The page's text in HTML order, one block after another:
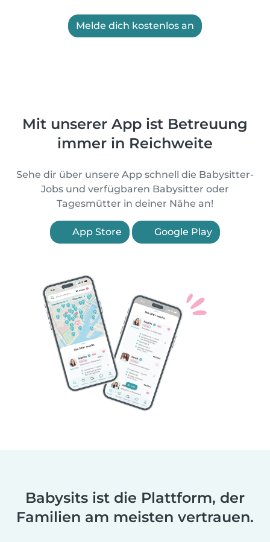
Melde dich kostenlos an
Mit unserer App ist Betreuung
immer in Reichweite
Sehe dir über unsere App schnell die Babysitter-
Jobs und verfügbaren Babysitter oder
Tagesmütter in deiner Nähe an!
App Store Google Play
Babysits ist die Plattform, der
Familien am meisten vertrauen.